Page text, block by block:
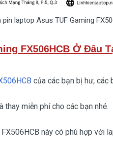
laptop Asus TUF Gaming
FX506HCB Ở Đâu
của các bạn bị hư, các
miễn phí cho các bạn nhé.
này có phù hợp với